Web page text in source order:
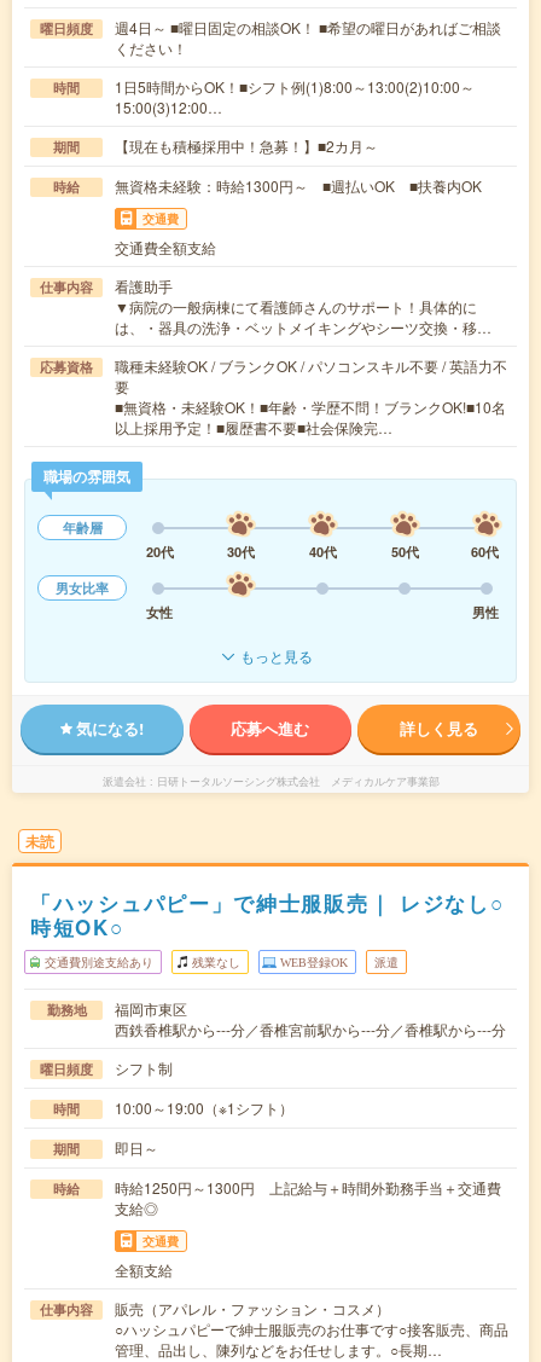
曜日頻度
週4日～ ■曜日固定の相談OK！ ■希望の曜日があればご相談
ください！
時間
1日5時間からOK！■シフト例(1)8:00～13:00(2)10:00～
15:00(3)12:00…
期間 【現在も積極採用中！急募！】■2カ月～
時給 無資格未経験：時給1300円～ ■週払いOK ■扶養内OK
交通費
交通費全額支給
仕事内容
看護助手
▼病院の一般病棟にて看護師さんのサポート！具体的に
は、・器具の洗浄・ベットメイキングやシーツ交換・移…
応募資格
職種未経験OK / ブランクOK / パソコンスキル不要 / 英語力不
要
■無資格・未経験OK！■年齢・学歴不問！ブランクOK!■10名
以上採用予定！■履歴書不要■社会保険完…
職場の雰囲気
年齢層
20代
30代 40代 50代
60代
男女比率
女性
男性
もっと見る
気になる! 応募へ進む 詳しく見る
派遣会社 日研トータルソーシング株式会社 メディカルケア事業部
未読
「ハッシュパピー」で紳士服販売｜ レジなし○
時短OK○
交通費別途支給あり 残業なし WEB登録OK 派遣
勤務地
福岡市東区
西鉄香椎駅から---分／香椎宮前駅から---分／香椎駅から---分
曜日頻度 シフト制
時間 10:00～19:00（※1シフト）
期間 即日～
時給
時給1250円～1300円 上記給与＋時間外勤務手当＋交通費
支給◎
交通費
全額支給
仕事内容
販売（アパレル・ファッション・コスメ）
○ハッシュパピーで紳士服販売のお仕事です○接客販売、商品
管理、品出し、陳列などをお任せします。○長期…